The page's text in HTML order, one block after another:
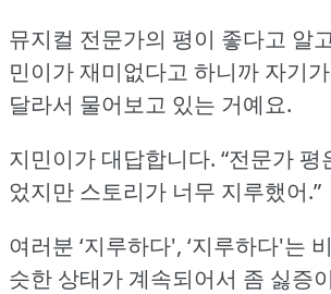
뮤지컬 전문가의 평이 좋다고 알
민이가 재미없다고 하니까 자기
달라서 물어보고 있는 거예요.
지민이가 대답합니다. “전문가 평
었지만 스토리가 너무 지루했어.”
여러분 ‘지루하다', ‘지루하다'는
슷한 상태가 계속되어서 좀 싫증